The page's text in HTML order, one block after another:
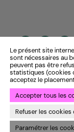
Le présent site
sont nécessaires au
peuvent pas être
statistiques (cookies
acceptez le
Accepter tous les
Refuser les
Paramétrer les